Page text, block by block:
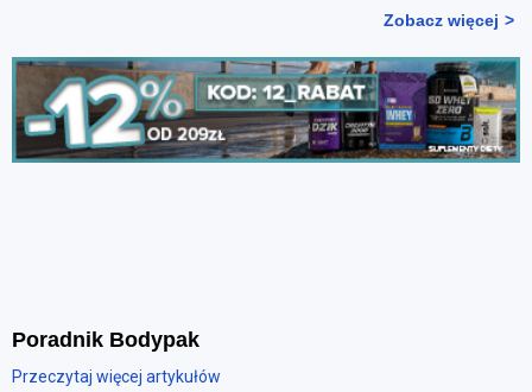
Zobacz więcej
Poradnik Bodypak
Przeczytaj więcej artykułów